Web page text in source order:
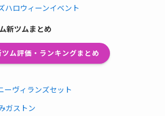
ハロウィーンイベント
新ツムまとめ
ム評価・ランキングまとめ
ーヴィランズセット
ガストン